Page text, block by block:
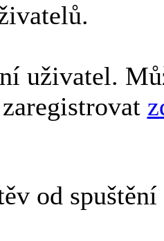
uživatel.
od spuštění